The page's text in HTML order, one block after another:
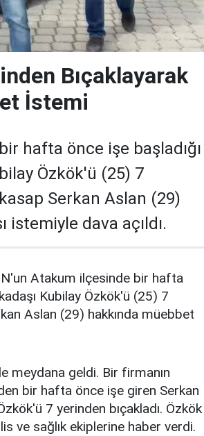
Bıçaklayarak
İstemi
hafta önce işe başladığı
Özkök'ü (25) 7
Serkan Aslan (29)
istemiyle dava açıldı.
Atakum ilçesinde bir hafta
Kubilay Özkök'ü (25) 7
Aslan (29) hakkında müebbet
meydana geldi. Bir firmanın
bir hafta önce işe giren Serkan
7 yerinden bıçakladı. Özkök
ve sağlık ekiplerine haber verdi.